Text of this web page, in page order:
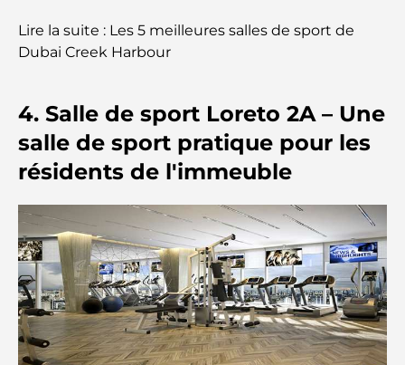
Les meilleurs restaurants de steak à Dubaï : un
guide pour les amateurs de viande
Guide des salles de sport de Damac Hills : Les
meilleures options de remise en forme à Damac
Hills et aux alentours
Les meilleurs centres commerciaux de Dubaï pour
le shopping et les loisirs
Lire la suite : Les 5 meilleures salles de sport de
Dubai Creek Harbour
4. Salle de sport Loreto 2A – Une
salle de sport pratique pour les
résidents de l'immeuble